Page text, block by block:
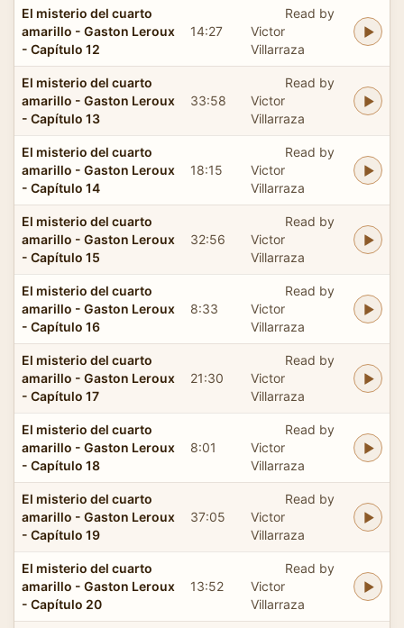
El misterio del cuarto
amarillo - Gaston Leroux
- Capítulo 12
14:27
Read by
Victor
Villarraza
El misterio del cuarto
amarillo - Gaston Leroux
- Capítulo 13
33:58
Read by
Victor
Villarraza
El misterio del cuarto
amarillo - Gaston Leroux
- Capítulo 14
18:15
Read by
Victor
Villarraza
El misterio del cuarto
amarillo - Gaston Leroux
- Capítulo 15
32:56
Read by
Victor
Villarraza
El misterio del cuarto
amarillo - Gaston Leroux
- Capítulo 16
8:33
Read by
Victor
Villarraza
El misterio del cuarto
amarillo - Gaston Leroux
- Capítulo 17
21:30
Read by
Victor
Villarraza
El misterio del cuarto
amarillo - Gaston Leroux
- Capítulo 18
8:01
Read by
Victor
Villarraza
El misterio del cuarto
amarillo - Gaston Leroux
- Capítulo 19
37:05
Read by
Victor
Villarraza
El misterio del cuarto
amarillo - Gaston Leroux
- Capítulo 20
13:52
Read by
Victor
Villarraza